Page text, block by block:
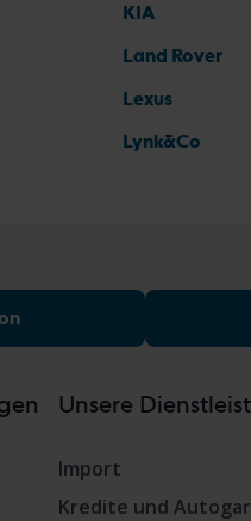
KIA
Land Rover
Lexus
Lynk&Co
Unsere
Import
Kredite und